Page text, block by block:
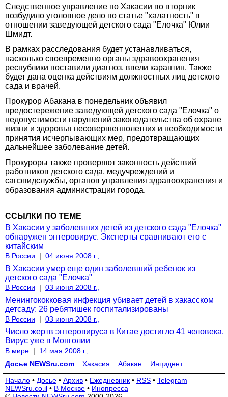
Следственное управление по Хакасии во вторник
возбудило уголовное дело по статье "халатность" в
отношении заведующей детского сада "Елочка" Юлии
Шмидт.
В рамках расследования будет устанавливаться,
насколько своевременно органы здравоохранения
республики поставили диагноз, ввели карантин. Также
будет дана оценка действиям должностных лиц детского
сада и врачей.
Прокурор Абакана в понедельник объявил
предостережение заведующей детского сада "Елочка" о
недопустимости нарушений законодательства об охране
жизни и здоровья несовершеннолетних и необходимости
принятия исчерпывающих мер, предотвращающих
дальнейшее заболевание детей.
Прокуроры также проверяют законность действий
работников детского сада, медучреждений и
санэпидслужбы, органов управления здравоохранения и
образования администрации города.
ССЫЛКИ ПО ТЕМЕ
В Хакасии у заболевших детей из детского сада "Елочка"
обнаружен энтеровирус. Эксперты сравнивают его с
китайским
В России | 04 июня 2008 г.,
В Хакасии умер еще один заболевший ребенок из
детского сада "Елочка"
В России | 03 июня 2008 г.,
Менингококковая инфекция убивает детей в хакасском
детсаду: 26 ребятишек госпитализированы
В России | 03 июня 2008 г.,
Число жертв энтеровируса в Китае достигло 41 человека.
Вирус уже в Монголии
В мире |
14 мая 2008 г.,
Досье NEWSru.com :: Хакасия :: Абакан :: Инцидент
Начало • Досье • Архив • Ежедневник • RSS • Telegram
NEWSru.co.il • В Москве • Инопресса